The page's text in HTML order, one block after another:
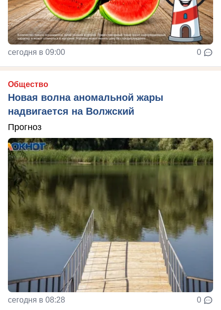
сегодня в 09:00 0
Общество
Новая волна аномальной жары
надвигается на Волжский
Прогноз
сегодня в 08:28 0